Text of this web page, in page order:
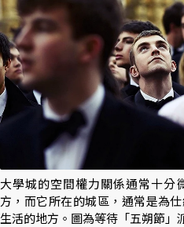
大學城的空間權力關係通常十分
方，而它所在的城區，通常是為
生活的地方。圖為等待「五朔節」